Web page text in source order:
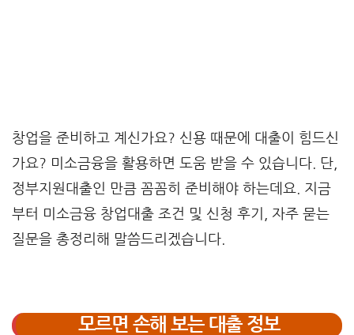
창업을 준비하고 계신가요? 신용 때문에 대출이 힘드신
가요? 미소금융을 활용하면 도움 받을 수 있습니다. 단,
정부지원대출인 만큼 꼼꼼히 준비해야 하는데요. 지금
부터 미소금융 창업대출 조건 및 신청 후기, 자주 묻는
질문을 총정리해 말씀드리겠습니다.
모르면 손해 보는 대출 정보